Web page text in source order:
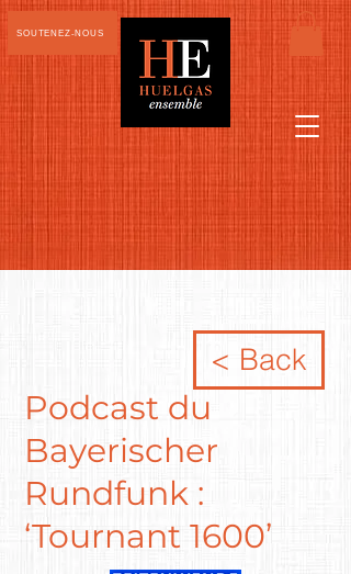
SOUTENEZ-NOUS
< Back
Podcast du
Bayerischer
Rundfunk :
‘Tournant 1600’